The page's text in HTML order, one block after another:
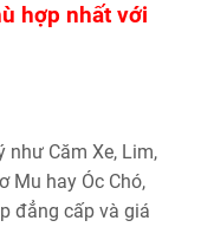
hợp nhất với
Căm Xe, Lim,
Mu hay Óc Chó,
đẳng cấp và giá